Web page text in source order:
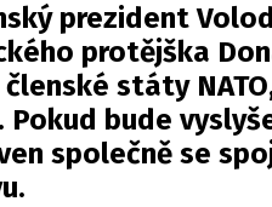
prezident
protějška
členské státy
Pokud bude
společně se